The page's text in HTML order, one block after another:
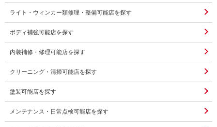
ライト・ウィンカー類修理・整備可能店を探す
ボディ補強可能店を探す
内装補修・修理可能店を探す
クリーニング・清掃可能店を探す
塗装可能店を探す
メンテナンス・日常点検可能店を探す